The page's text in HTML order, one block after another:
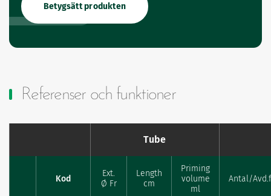
Betygsätt produkten
Referenser och funktioner
Tube
FavouritesKod
Ext.
Ø Fr
Length
cm
Priming
volume
ml
Antal/